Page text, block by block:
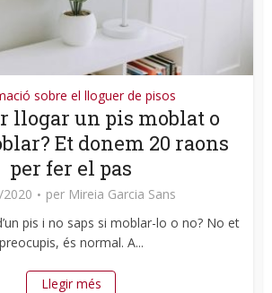
sobre el lloguer de pisos
llogar un pis moblat o
Et donem 20 raons
per fer el pas
per Mireia Garcia Sans
pis i no saps si moblar-lo o no? No et
preocupis, és normal. A...
Llegir més